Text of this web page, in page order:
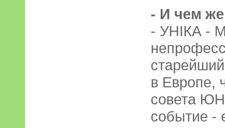
- И чем
- УНІКА -
в Европе,
совета
событие -